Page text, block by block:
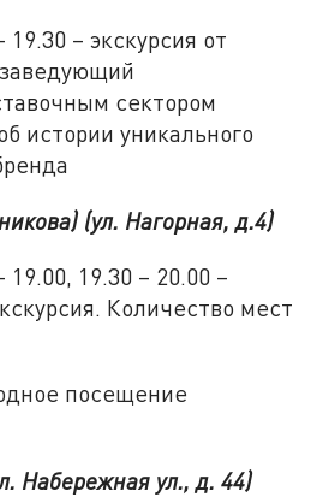
19.30 – экскурсия от
сектором
истории уникального
(ул. Нагорная, д.4)
19.00, 19.30 – 20.00 –
Количество мест
посещение
Набережная ул., д. 44)